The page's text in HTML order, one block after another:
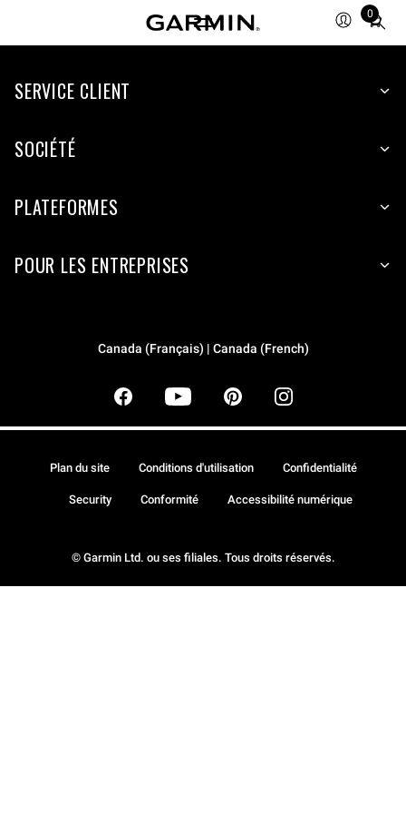
0
Total
items
cart:
SERVICE CLIENT
SOCIÉTÉ
PLATEFORMES
POUR LES ENTREPRISES
Canada (Français) | Canada (French)
© Garmin Ltd. ou ses filiales. Tous droits réservés.
Plan du site Conditions d'utilisation Confidentialité
Security Conformité Accessibilité numérique